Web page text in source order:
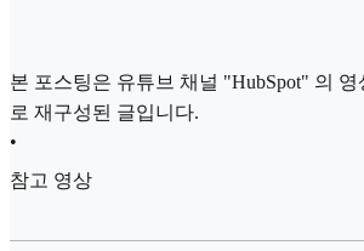
본 포스팅은 유튜브 채널 "HubSpot" 의
로 재구성된 글입니다.
•
참고 영상